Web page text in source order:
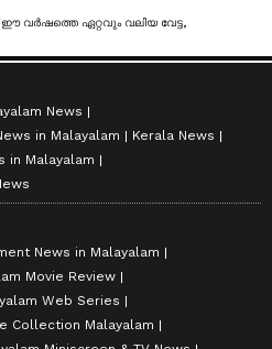
News
in Malayalam
Kerala News
in Malayalam
News in Malayalam
Movie Review
Web Series
Collection Malayalam